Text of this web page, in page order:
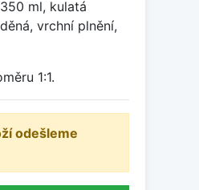
ml, kulatá
vrchní plnění,
1:1.
odešleme